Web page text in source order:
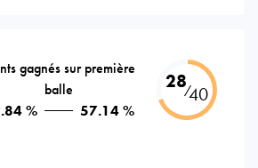
gagnés sur première
balle
%
57.14 %
28⁄40